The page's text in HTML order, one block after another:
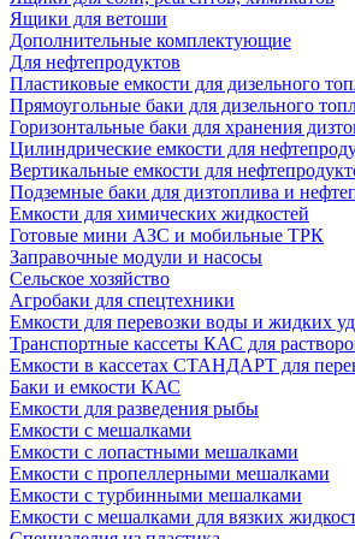
Ящики для ветоши
Дополнительные комплектующие
Для нефтепродуктов
Пластиковые емкости для дизельного
Прямоугольные баки для дизельного
Горизонтальные баки для хранения
Цилиндрические емкости для
Вертикальные емкости для
Подземные баки для дизтоплива и
Емкости для химических жидкостей
Готовые мини АЗС и мобильные ТРК
Заправочные модули и насосы
Сельское хозяйство
Агробаки для спецтехники
Емкости для перевозки воды и жидких
Транспортные кассеты КАС для
Емкости в кассетах СТАНДАРТ для
Баки и емкости КАС
Емкости для разведения рыбы
Емкости с мешалками
Емкости с лопастными мешалками
Емкости с пропеллерными мешалками
Емкости с турбинными мешалками
Емкости с мешалками для вязких